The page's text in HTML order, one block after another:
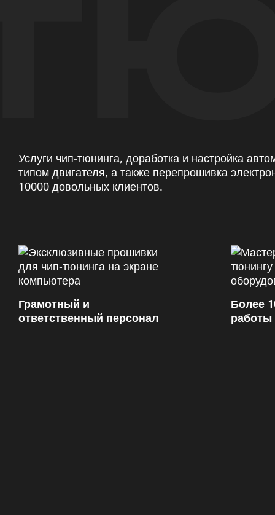
Услуги чип-тюнинга, доработка и настройка
типом двигателя, а также перепрошивка
10000 довольных клиентов.
Грамотный и
ответственный персонал
Более
работы